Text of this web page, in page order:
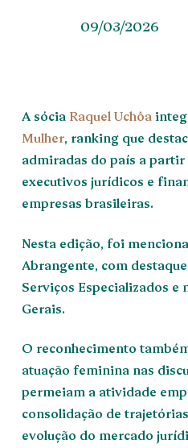
09/03/2026
A sócia Raquel Uchôa
Mulher, ranking que
admiradas do país a partir
executivos jurídicos e
empresas brasileiras.
Nesta edição, foi
Abrangente, com
Serviços Especializados e
Gerais.
O reconhecimento
atuação feminina nas
permeiam a atividade
consolidação de
evolução do mercado